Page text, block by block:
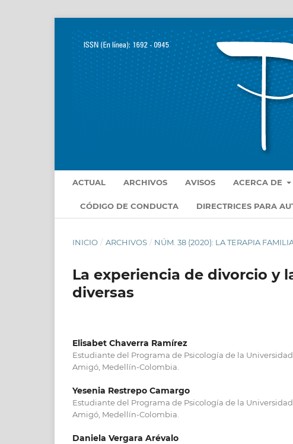
ACTUAL ARCHIVOS AVISOS ACERCA DE
CÓDIGO DE CONDUCTA DIRECTRICES PARA
INICIO / ARCHIVOS / NÚM. 38 (2020): LA TERAPIA
La experiencia de divorcio y
diversas
Elisabet Chaverra Ramírez
Estudiante del Programa de Psicología de la
Amigó, Medellín-Colombia.
Yesenia Restrepo Camargo
Estudiante del Programa de Psicología de la
Amigó, Medellín-Colombia.
Daniela Vergara Arévalo